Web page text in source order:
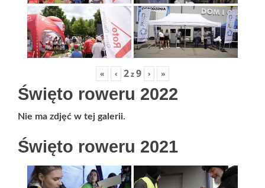
« ‹ 2z9 › »
Święto roweru 2022
Nie ma zdjęć w tej galerii.
Święto roweru 2021